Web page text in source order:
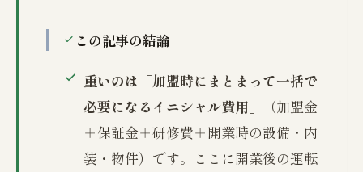
この記事の結論
重いのは「加盟時にまとまって一括で
必要になるイニシャル費用」
（加盟金
＋保証金＋研修費＋開業時の設備・内
装・物件）です。ここに開業後の運転